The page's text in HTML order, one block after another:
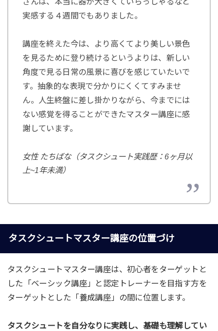
実感する４週間でもありました。
講座を終えた今は、より高くてより美しい景色
を見るために登り続けるというよりは、新しい
角度で見る日常の風景に喜びを感じていたいで
す。抽象的な表現で分かりにくくてすみませ
ん。人生終盤に差し掛かりながら、今までには
ない感覚を得ることができたマスター講座に感
謝しています。
女性 たちばな（タスクシュート実践歴：6ヶ月以
上~1年未満）
タスクシュートマスター講座の位置づけ
タスクシュートマスター講座は、初心者をターゲットと
した「ベーシック講座」と認定トレーナーを目指す方を
ターゲットとした「養成講座」の間に位置します。
タスクシュートを自分なりに実践し、基礎も理解してい